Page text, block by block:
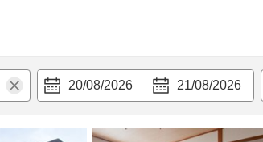
20/08/2026 21/08/2026
bật Tiện nghi